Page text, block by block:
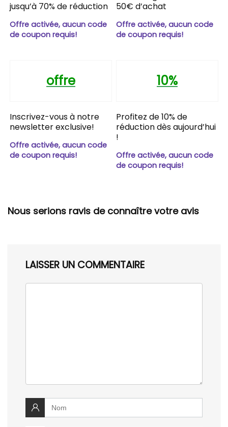
jusqu’à 70% de réduction
Offre activée, aucun code
de coupon requis!
50€ d’achat
Offre activée, aucun code
de coupon requis!
offre
Inscrivez-vous à notre
newsletter exclusive!
Offre activée, aucun code
de coupon requis!
10%
Profitez de 10% de
réduction dès aujourd’hui
!
Offre activée, aucun code
de coupon requis!
Nous serions ravis de connaître votre avis
LAISSER UN COMMENTAIRE